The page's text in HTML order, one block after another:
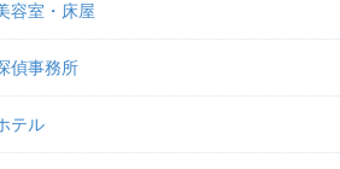
容室・床屋
偵事務所
テル